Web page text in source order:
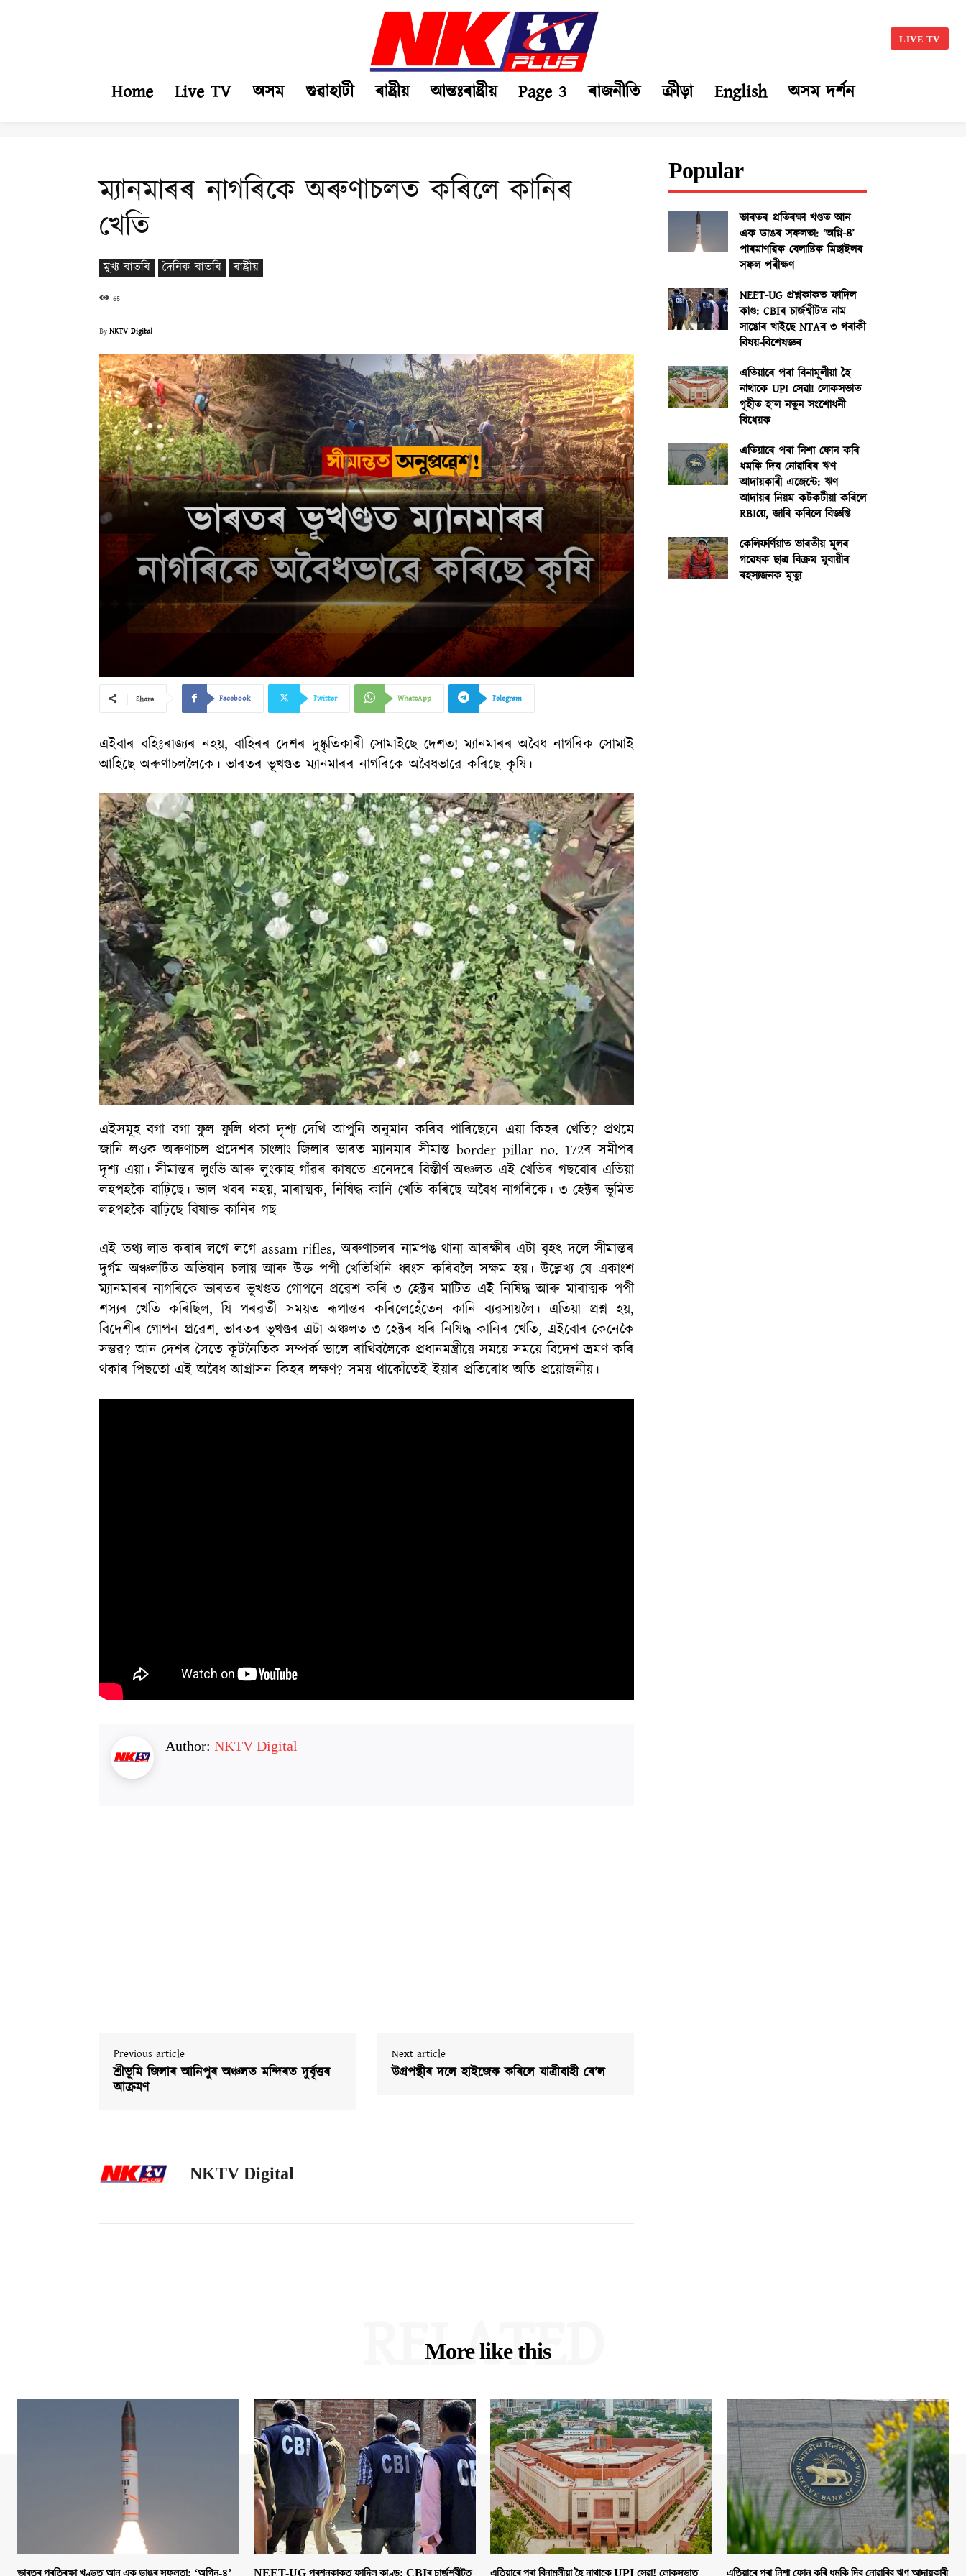
LIVE TV
Home Live TV অসম গুৱাহাটী ৰাষ্ট্ৰীয় আন্তঃৰাষ্ট্ৰীয় Page 3 ৰাজনীতি ক্ৰীড়া English অসম দৰ্শন
ম্যানমাৰৰ নাগৰিকে অৰুণাচলত কৰিলে কানিৰ
খেতি
মুখ্য বাতৰি দৈনিক বাতৰি ৰাষ্ট্ৰীয়
65
ByNKTV Digital
Share Facebook Twitter WhatsApp Telegram
এইবাৰ বহিঃৰাজ্যৰ নহয়, বাহিৰৰ দেশৰ দুষ্কৃতিকাৰী সোমাইছে দেশত! ম্যানমাৰৰ অবৈধ নাগৰিক সোমাই
আহিছে অৰুণাচললৈকে। ভাৰতৰ ভূখণ্ডত ম্যানমাৰৰ নাগৰিকে অবৈধভাৱে কৰিছে কৃষি।
এইসমূহ বগা বগা ফুল ফুলি থকা দৃশ্য দেখি আপুনি অনুমান কৰিব পাৰিছেনে এয়া কিহৰ খেতি? প্ৰথমে
জানি লওক অৰুণাচল প্ৰদেশৰ চাংলাং জিলাৰ ভাৰত ম্যানমাৰ সীমান্ত border pillar no. 172ৰ সমীপৰ
দৃশ্য এয়া। সীমান্তৰ লুংভি আৰু লুংকাহ গাঁৱৰ কাষতে এনেদৰে বিস্তীৰ্ণ অঞ্চলত এই খেতিৰ গছবোৰ এতিয়া
লহপহকৈ বাঢ়িছে। ভাল খবৰ নহয়, মাৰাত্মক, নিষিদ্ধ কানি খেতি কৰিছে অবৈধ নাগৰিকে। ৩ হেক্টৰ ভূমিত
লহপহকৈ বাঢ়িছে বিষাক্ত কানিৰ গছ
এই তথ্য লাভ কৰাৰ লগে লগে assam rifles, অৰুণাচলৰ নামপঙ থানা আৰক্ষীৰ এটা বৃহৎ দলে সীমান্তৰ
দুৰ্গম অঞ্চলটিত অভিযান চলায় আৰু উক্ত পপী খেতিখিনি ধ্বংস কৰিবলৈ সক্ষম হয়। উল্লেখ্য যে একাংশ
ম্যানমাৰৰ নাগৰিকে ভাৰতৰ ভূখণ্ডত গোপনে প্ৰৱেশ কৰি ৩ হেক্টৰ মাটিত এই নিষিদ্ধ আৰু মাৰাত্মক পপী
শস্যৰ খেতি কৰিছিল, যি পৰৱৰ্তী সময়ত ৰূপান্তৰ কৰিলেহেঁতেন কানি ব্যৱসায়লৈ। এতিয়া প্ৰশ্ন হয়,
বিদেশীৰ গোপন প্ৰৱেশ, ভাৰতৰ ভূখণ্ডৰ এটা অঞ্চলত ৩ হেক্টৰ ধৰি নিষিদ্ধ কানিৰ খেতি, এইবোৰ কেনেকৈ
সম্ভৱ? আন দেশৰ সৈতে কূটনৈতিক সম্পৰ্ক ভালে ৰাখিবলৈকে প্ৰধানমন্ত্ৰীয়ে সময়ে সময়ে বিদেশ ভ্ৰমণ কৰি
থকাৰ পিছতো এই অবৈধ আগ্ৰাসন কিহৰ লক্ষণ? সময় থাকোঁতেই ইয়াৰ প্ৰতিৰোধ অতি প্ৰয়োজনীয়।
Author: NKTV Digital
Previous article
শ্ৰীভূমি জিলাৰ আনিপুৰ অঞ্চলত মন্দিৰত দুৰ্বৃত্তৰ
আক্ৰমণ
Next article
উগ্ৰপন্থীৰ দলে হাইজেক কৰিলে যাত্ৰীবাহী ৰে’ল
NKTV Digital
Popular
ভাৰতৰ প্ৰতিৰক্ষা খণ্ডত আন
এক ডাঙৰ সফলতা: ‘অগ্নি-৪’
পাৰমাণৱিক বেলাষ্টিক মিছাইলৰ
সফল পৰীক্ষণ
NEET-UG প্ৰশ্নকাকত ফাদিল
কাণ্ড: CBIৰ চাৰ্জশ্বীটত নাম
সাঙোৰ খাইছে NTAৰ ৩ গৰাকী
বিষয়-বিশেষজ্ঞৰ
এতিয়াৰে পৰা বিনামূলীয়া হৈ
নাথাকে UPI সেৱা! লোকসভাত
গৃহীত হ’ল নতুন সংশোধনী
বিধেয়ক
এতিয়াৰে পৰা নিশা ফোন কৰি
ধমকি দিব নোৱাৰিব ঋণ
আদায়কাৰী এজেন্টে: ঋণ
আদায়ৰ নিয়ম কটকটীয়া কৰিলে
RBIয়ে, জাৰি কৰিলে বিজ্ঞপ্তি
কেলিফৰ্ণিয়াত ভাৰতীয় মূলৰ
গৱেষক ছাত্ৰ বিক্ৰম মুবায়ীৰ
ৰহস্যজনক মৃত্যু
More like this
RELATED
ভাৰতৰ প্ৰতিৰক্ষা খণ্ডত আন এক ডাঙৰ সফলতা: ‘অগ্নি-৪’ NEET-UG প্ৰশ্নকাকত ফাদিল কাণ্ড: CBIৰ চাৰ্জশ্বীটত এতিয়াৰে পৰা বিনামূলীয়া হৈ নাথাকে UPI সেৱা! লোকসভাত এতিয়াৰে পৰা নিশা ফোন কৰি ধমকি দিব নোৱাৰিব ঋণ আদায়কাৰী